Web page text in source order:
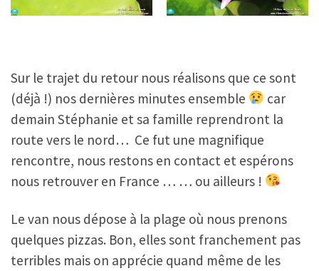
Sur le trajet du retour nous réalisons que ce sont
(déjà !) nos dernières minutes ensemble
car
demain Stéphanie et sa famille reprendront la
route vers le nord… Ce fut une magnifique
rencontre, nous restons en contact et espérons
nous retrouver en France … … ou ailleurs !
Le van nous dépose à la plage où nous prenons
quelques pizzas. Bon, elles sont franchement pas
terribles mais on apprécie quand même de les